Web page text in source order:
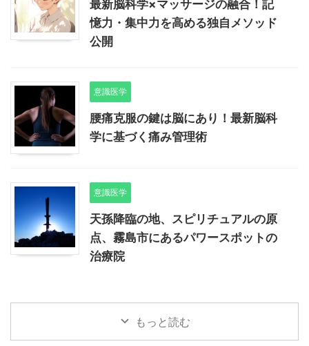
最新脳科学×マッサージの融合！記
憶力・集中力を高める独自メソッド
公開
意識医学
腰痛克服の鍵は脳にあり！最新脳科
学に基づく痛み管理術
意識医学
天孫降臨の地、スピリチュアルの原
点、霧島市にあるパワースポットの
治療院
もっと読む